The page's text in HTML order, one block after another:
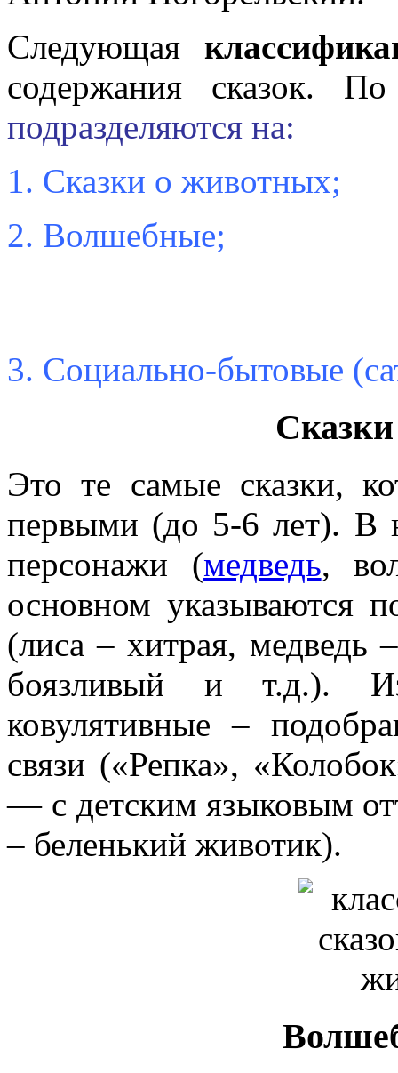
Следующая
содержания сказок.
подразделяются на:
1. Сказки о животных;
2. Волшебные;
3. Социально-бытовые
Это те самые сказки,
первыми (до 5-6 лет). В
персонажи (медведь,
основном указываются
(лиса – хитрая,
боязливый и т.д.).
ковулятивные –
связи («Репка»,
— с детским языковым
– беленький животик).